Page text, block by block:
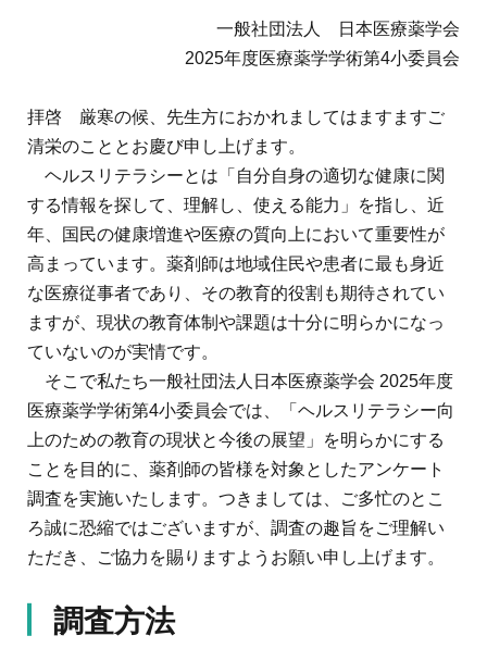
連携協力団体からのお知らせ一般社団法人 日本医療薬学会
2025年度医療薬学学術第4小委員会
拝啓 厳寒の候、先生方におかれましてはますますご
清栄のこととお慶び申し上げます。
ヘルスリテラシーとは「自分自身の適切な健康に関
する情報を探して、理解し、使える能力」を指し、近
年、国民の健康増進や医療の質向上において重要性が
高まっています。薬剤師は地域住民や患者に最も身近
な医療従事者であり、その教育的役割も期待されてい
ますが、現状の教育体制や課題は十分に明らかになっ
ていないのが実情です。
そこで私たち一般社団法人日本医療薬学会 2025年度
医療薬学学術第4小委員会では、「ヘルスリテラシー向
上のための教育の現状と今後の展望」を明らかにする
ことを目的に、薬剤師の皆様を対象としたアンケート
調査を実施いたします。つきましては、ご多忙のとこ
ろ誠に恐縮ではございますが、調査の趣旨をご理解い
ただき、ご協力を賜りますようお願い申し上げます。
調査方法